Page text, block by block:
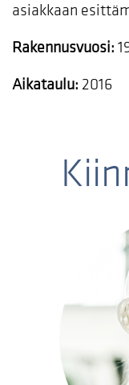
asiakkaan
Rakennusvuosi:
Aikataulu: 2016